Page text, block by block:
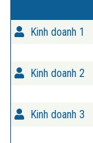
Kinh doanh 1
Kinh doanh 2
Kinh doanh 3